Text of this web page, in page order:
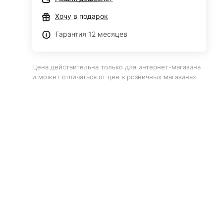
Хочу в подарок
Гарантия 12 месяцев
Цена действительна только для интернет-магазина
и может отличаться от цен в розничных магазинах